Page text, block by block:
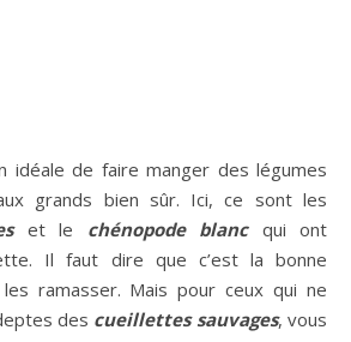
grands bien sûr. Ici, ce sont les
et le chénopode blancqui ont
Il faut dire que c’est la bonne
ramasser. Mais pour ceux qui ne
des cueillettes sauvages, vous